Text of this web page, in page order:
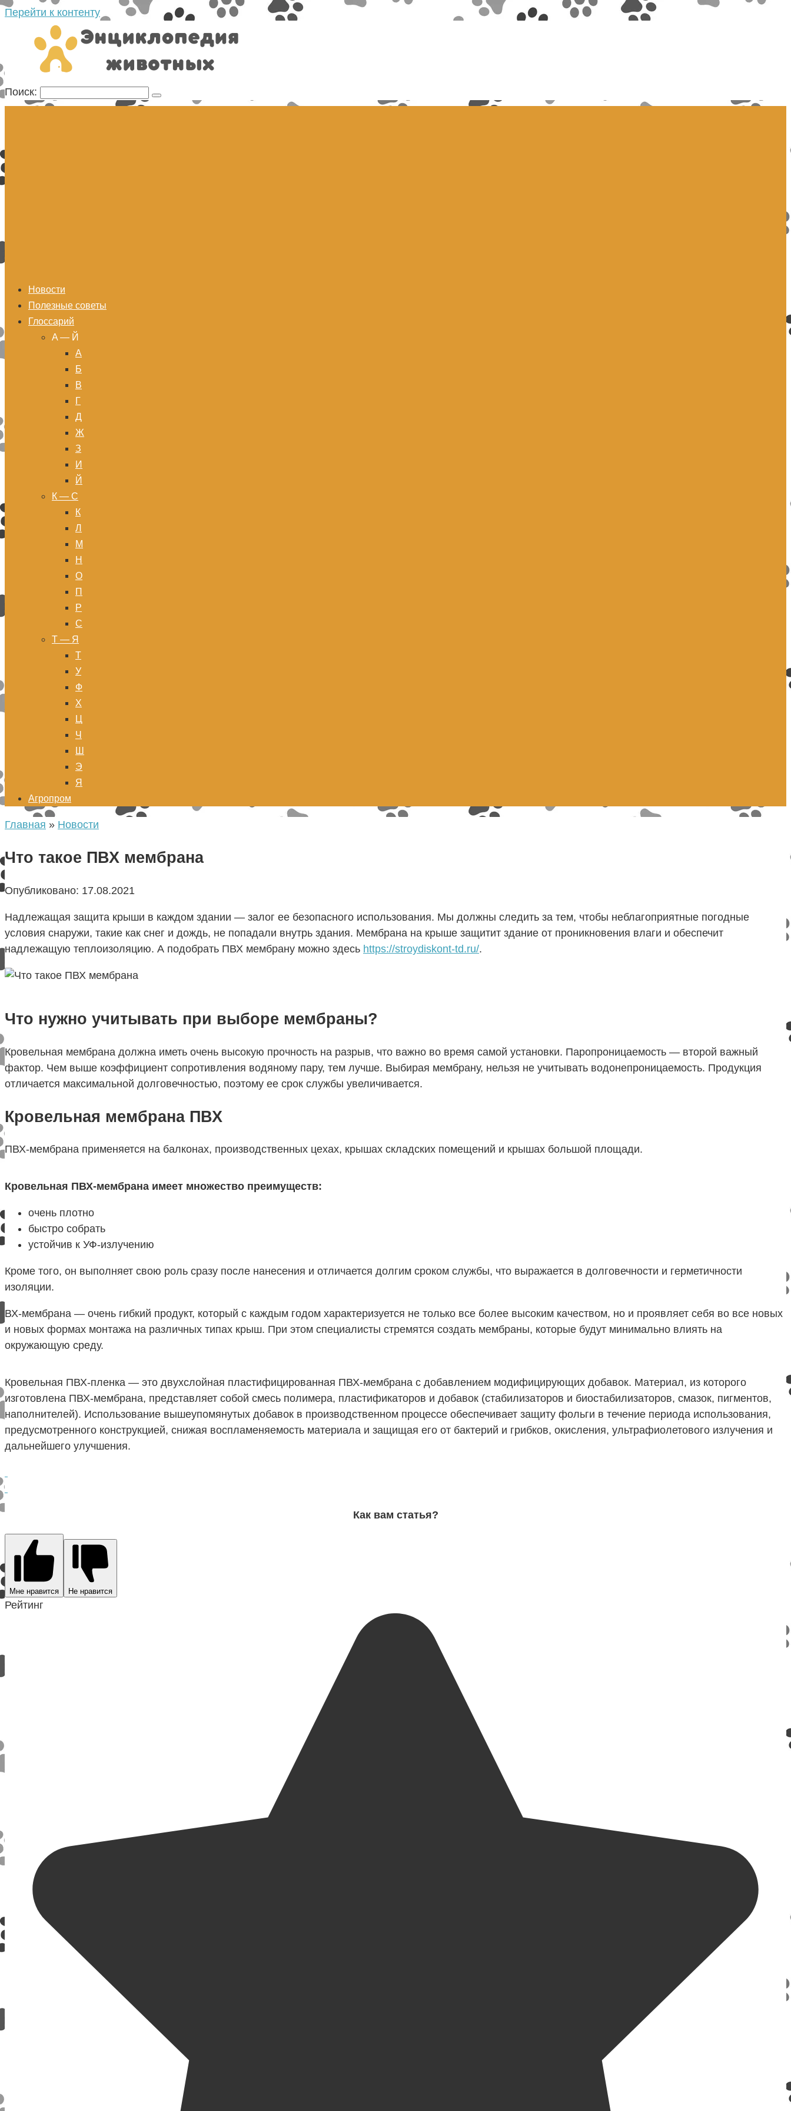
Перейти к контенту
Поиск:
Новости
Полезные советы
Глоссарий
A — Й
А
Б
В
Г
Д
Ж
З
И
Й
К — С
К
Л
М
Н
О
П
Р
С
Т — Я
Т
У
Ф
Х
Ц
Ч
Ш
Э
Я
Агропром
Главная » Новости
Что такое ПВХ мембрана
Опубликовано: 17.08.2021
Надлежащая защита крыши в каждом здании — залог ее безопасного использования. Мы должны следить за тем, чтобы неблагоприятные погодные
условия снаружи, такие как снег и дождь, не попадали внутрь здания. Мембрана на крыше защитит здание от проникновения влаги и обеспечит
надлежащую теплоизоляцию. А подобрать ПВХ мембрану можно здесь https://stroydiskont-td.ru/.
Что нужно учитывать при выборе мембраны?
Кровельная мембрана должна иметь очень высокую прочность на разрыв, что важно во время самой установки. Паропроницаемость — второй важный
фактор. Чем выше коэффициент сопротивления водяному пару, тем лучше. Выбирая мембрану, нельзя не учитывать водонепроницаемость. Продукция
отличается максимальной долговечностью, поэтому ее срок службы увеличивается.
Кровельная мембрана ПВХ
ПВХ-мембрана применяется на балконах, производственных цехах, крышах складских помещений и крышах большой площади.
Кровельная ПВХ-мембрана имеет множество преимуществ:
очень плотно
быстро собрать
устойчив к УФ-излучению
Кроме того, он выполняет свою роль сразу после нанесения и отличается долгим сроком службы, что выражается в долговечности и герметичности
изоляции.
ВХ-мембрана — очень гибкий продукт, который с каждым годом характеризуется не только все более высоким качеством, но и проявляет себя во все новых
и новых формах монтажа на различных типах крыш. При этом специалисты стремятся создать мембраны, которые будут минимально влиять на
окружающую среду.
Кровельная ПВХ-пленка — это двухслойная пластифицированная ПВХ-мембрана с добавлением модифицирующих добавок. Материал, из которого
изготовлена ​​ПВХ-мембрана, представляет собой смесь полимера, пластификаторов и добавок (стабилизаторов и биостабилизаторов, смазок, пигментов,
наполнителей). Использование вышеупомянутых добавок в производственном процессе обеспечивает защиту фольги в течение периода использования,
предусмотренного конструкцией, снижая воспламеняемость материала и защищая его от бактерий и грибков, окисления, ультрафиолетового излучения и
дальнейшего улучшения.
Как вам статья?
Мне нравится Не нравится
Рейтинг